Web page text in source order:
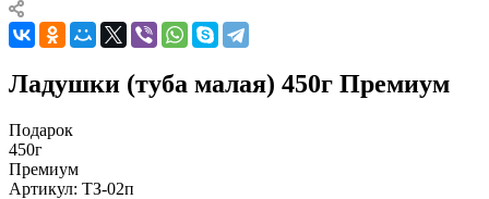
Ладушки (туба малая) 450г Премиум
Подарок
450г
Премиум
Артикул: ТЗ-02п